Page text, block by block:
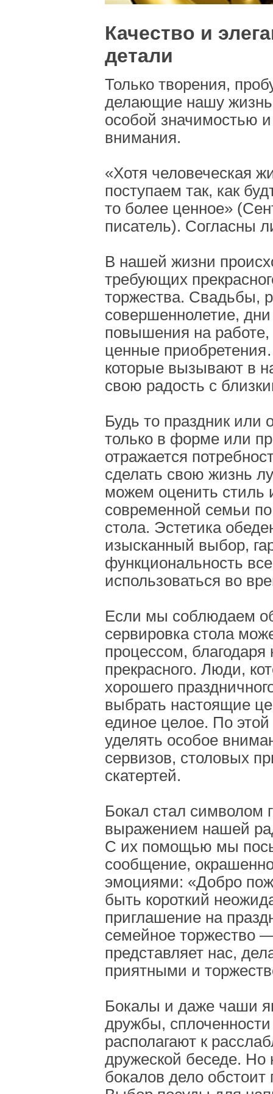
Качество и
детали
Только творения,
делающие нашу жизнь
особой значимостью
внимания.
«Хотя человеческая
поступаем так, как
то более ценное»
писатель). Согласны
В нашей жизни
требующих
торжества. Свадьбы,
совершеннолетие,
повышения на
ценные
которые вызывают в
свою радость с
Будь то праздник
только в форме или
отражается
сделать свою жизнь
можем оценить стиль
современной семьи по
стола. Эстетика
изысканный выбор,
функциональность
использоваться во
Если мы соблюдаем
сервировка стола
процессом,
прекрасного. Люди,
хорошего
выбрать настоящие
единое целое. По
уделять особое
сервизов, столовых
скатертей.
Бокал стал символом
выражением нашей
С их помощью мы
сообщение,
эмоциями: «Добро
быть короткий
приглашение на
семейное торжество
представляет нас,
приятными и
Бокалы и даже чаши
дружбы,
располагают к
дружеской беседе.
бокалов дело